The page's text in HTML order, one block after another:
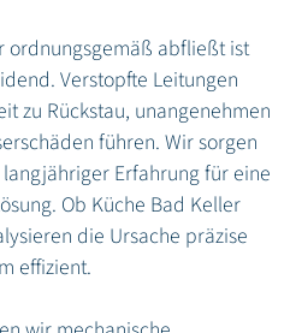
ordnungsgemäß abfließt ist
Verstopfte Leitungen
zu Rückstau, unangenehmen
führen. Wir sorgen
Erfahrung für eine
Ob Küche Bad Keller
die Ursache präzise
effizient.